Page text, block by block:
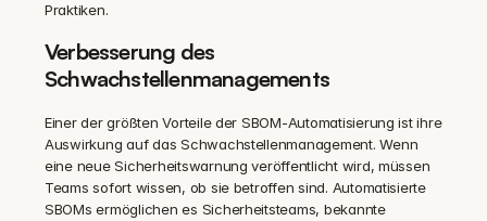
Praktiken.
Verbesserung des
Schwachstellenmanagements
Einer der größten Vorteile der SBOM-Automatisierung ist ihre
Auswirkung auf das Schwachstellenmanagement. Wenn
eine neue Sicherheitswarnung veröffentlicht wird, müssen
Teams sofort wissen, ob sie betroffen sind. Automatisierte
SBOMs ermöglichen es Sicherheitsteams, bekannte